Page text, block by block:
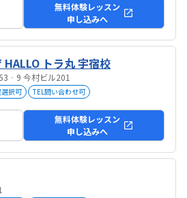
無料体験レッスン
申し込みへ
トラ丸 宇宿校
今村ビル201
択可 TEL問い合わせ可
無料体験レッスン
申し込みへ